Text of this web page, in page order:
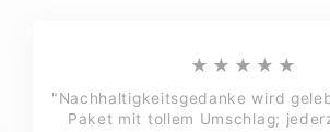
★★★★★
"Nachhaltigkeitsgedanke wird
Paket mit tollem Umschlag;